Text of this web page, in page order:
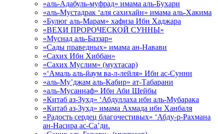
«аль-Адабуль-муфрад» имама аль-Бухари
«аль-Мустадрак ‘аля сахихайн» имама аль-Хакима
«Булюг аль-Марам» хафиза Ибн Хаджара
«ВЕХИ ПРОРОЧЕСКОЙ СУННЫ»
«Муснад аль-Баззар»
«Сады праведных» имама ан-Навави
«Сахих Ибн Хиббан»
«Сахих Муслим» (мухтасар)
«‘Амаль аль-йаум ва-л-лейля» Ибн ас-Сунни
«аль-Му’джам аль-Кабир» ат-Табарани
«аль-Мусаннаф» Ибн Аби Шейбы
«Китаб аз-Зухд» ‘Абдуллаха ибн аль-Мубарака
«Китаб аз-Зухд» имама Ахмада ибн Ханбаля
«Радость сердец благочестивых» ‘Абду-р-Рахмана
ан-Насира ас-Са’ди.